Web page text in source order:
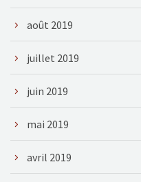
août 2019
juillet 2019
juin 2019
mai 2019
avril 2019